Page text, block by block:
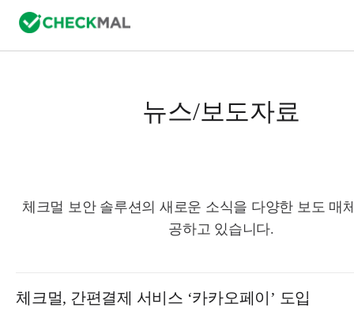
뉴스/보도자료
체크멀 보안 솔루션의 새로운 소식을 다양한 보도 매
공하고 있습니다.
체크멀, 간편결제 서비스 ‘카카오페이’ 도입